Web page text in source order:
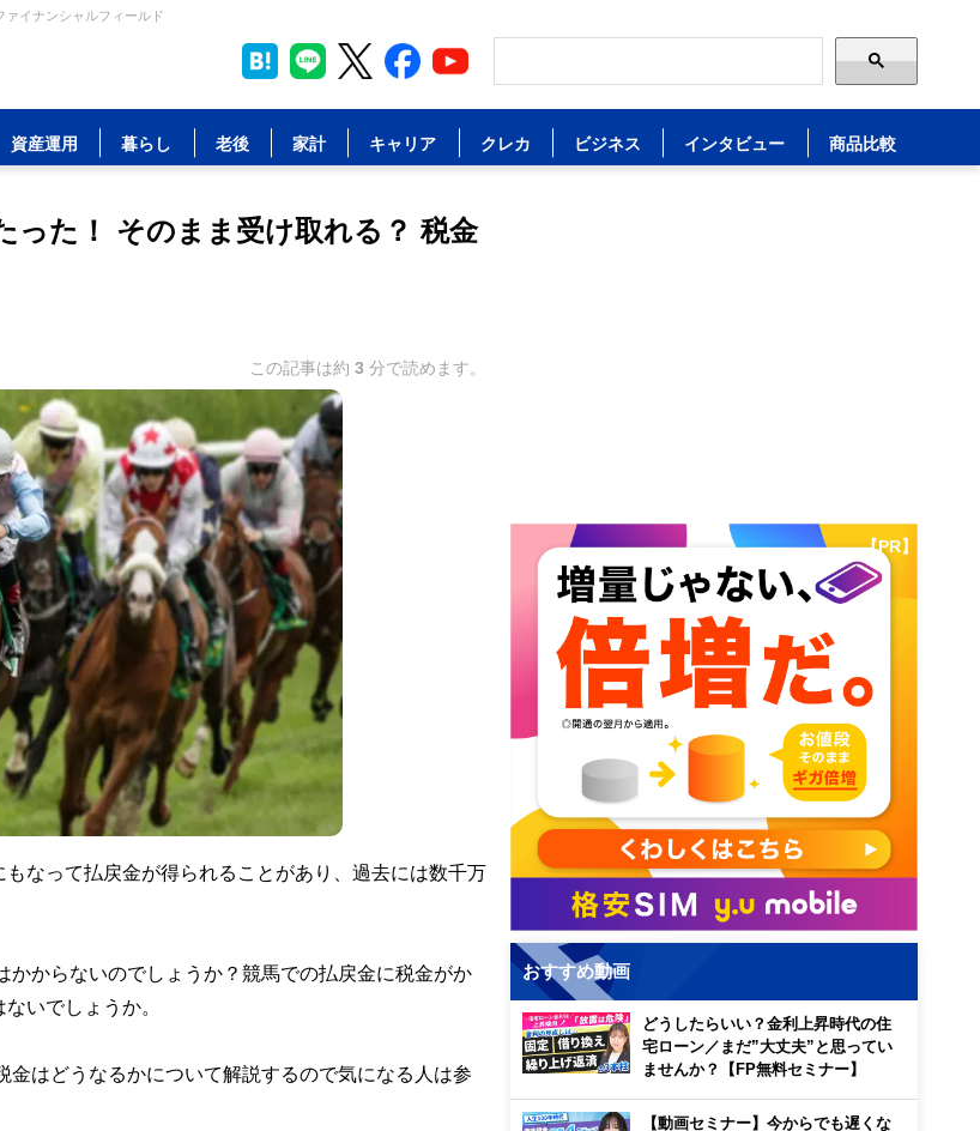
ァイナンシャルフィールド
資産運用 暮らし 老後 家計 キャリア クレカ ビジネス インタビュー 商品比較
った！ そのまま受け取れる？ 税金
この記事は約 3 分で読めます。
なって払戻金が得られることがあり、過去には数千万
からないのでしょうか？競馬での払戻金に税金がか
いでしょうか。
はどうなるかについて解説するので気になる人は参
【PR】
おすすめ動画
どうしたらいい？金利上昇時代の住
宅ローン／まだ”大丈夫”と思ってい
ませんか？【FP無料セミナー】
【動画セミナー】今からでも遅くな